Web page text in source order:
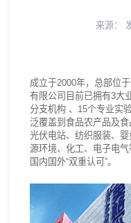
来源：
成立于2000年，总部位
有限公司目前已拥有3大
分支机构 、15个专业实
泛覆盖到食品农产品及
光伏电站、纺织服装、
源环境、化工、电子电
国内国外“双重认可”。